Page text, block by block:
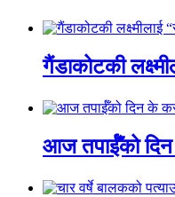
गैंडाकोटकी
आज तपाईँको